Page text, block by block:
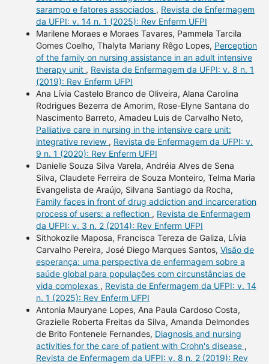
sarampo e fatores associados , Revista de Enfermagem
da UFPI: v. 14 n. 1 (2025): Rev Enferm UFPI
Marilene Moraes e Moraes Tavares, Pammela Tarcila
Gomes Coelho, Thalyta Mariany Rêgo Lopes, Perception
of the family on nursing assistance in an adult intensive
therapy unit , Revista de Enfermagem da UFPI: v. 8 n. 1
(2019): Rev Enferm UFPI
Ana Lívia Castelo Branco de Oliveira, Alana Carolina
Rodrigues Bezerra de Amorim, Rose-Elyne Santana do
Nascimento Barreto, Amadeu Luis de Carvalho Neto,
Palliative care in nursing in the intensive care unit:
integrative review , Revista de Enfermagem da UFPI: v.
9 n. 1 (2020): Rev Enferm UFPI
Danielle Souza Silva Varela, Andréia Alves de Sena
Silva, Claudete Ferreira de Souza Monteiro, Telma Maria
Evangelista de Araújo, Silvana Santiago da Rocha,
Family faces in front of drug addiction and incarceration
process of users: a reflection , Revista de Enfermagem
da UFPI: v. 3 n. 2 (2014): Rev Enferm UFPI
Sithokozile Maposa, Francisca Tereza de Galiza, Lívia
Carvalho Pereira, José Diego Marques Santos, Visão de
esperança: uma perspectiva de enfermagem sobre a
saúde global para populações com circunstâncias de
vida complexas , Revista de Enfermagem da UFPI: v. 14
n. 1 (2025): Rev Enferm UFPI
Antonia Mauryane Lopes, Ana Paula Cardoso Costa,
Grazielle Roberta Freitas da Silva, Amanda Delmondes
de Brito Fontenele Fernandes, Diagnosis and nursing
activities for the care of patient with Crohn's disease ,
Revista de Enfermagem da UFPI: v. 8 n. 2 (2019): Rev